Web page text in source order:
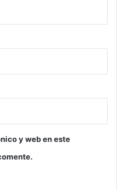
y web en este